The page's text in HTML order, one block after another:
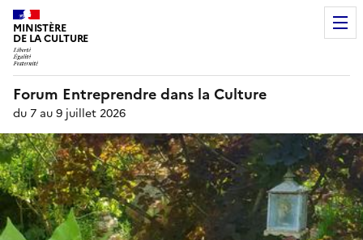
MINISTÈRE
DE LA CULTURE
Forum Entreprendre dans la Culture
du 7 au 9 juillet 2026